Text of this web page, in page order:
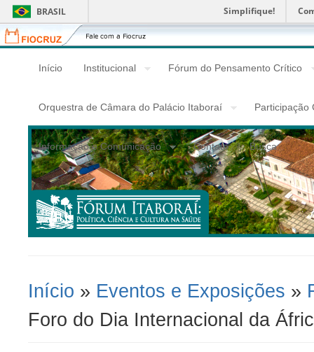
BRASIL Simplifique!
Fiocruz
Fale
com
Fiocruz
Início Institucional Fórum do Pensamento Crítico
Orquestra de Câmara do Palácio Itaboraí Participação
Informação e Comunicação Contato Busca
Você Está Aqui
Início » Eventos e Exposições »
Foro do Dia Internacional da